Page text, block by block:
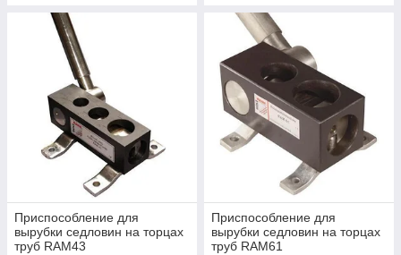
Приспособление для
вырубки седловин на торцах
труб RAM43
Приспособление для
вырубки седловин на торцах
труб RAM61